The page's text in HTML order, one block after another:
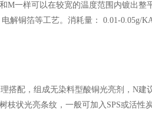
M一样可以在较宽的温度范围内镀出
解铜箔等工艺。消耗量： 0.01-0.05g/
搭配，组成无染料型酸铜光亮剂，N
状光亮条纹，一般可加入SPS或活性